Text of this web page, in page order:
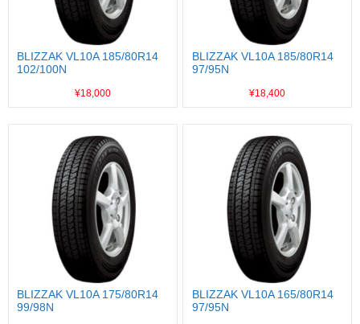
BLIZZAK VL10A 185/80R14
102/100N
¥18,000
BLIZZAK VL10A 185/80R14
97/95N
¥18,400
BLIZZAK VL10A 175/80R14
99/98N
BLIZZAK VL10A 165/80R14
97/95N